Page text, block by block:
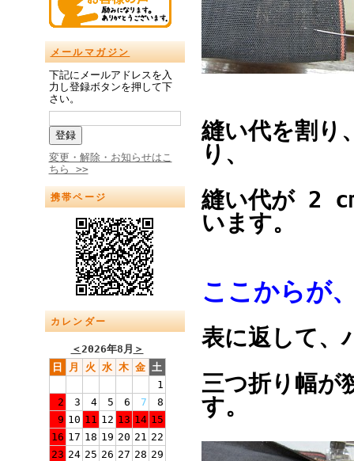
メールマガジン
下記にメールアドレスを入
力し登録ボタンを押して下
さい。
変更・解除・お知らせはこ
ちら >>
携帯ページ
カレンダー
＜2026年8月 ＞
日
月 火 水 木 金 土
1
2
3 4 5 6 7
8
9 10 11 12 13 14 15
16 17 18 19 20 21 22
23 24 25 26 27 28 29
縫い代を割り
り、
縫い代が 2
います。
ここからが
表に返して、
三つ折り幅が
す。